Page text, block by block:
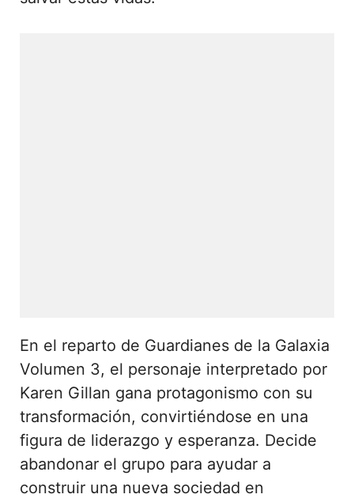
En el reparto de Guardianes de la Galaxia
Volumen 3, el personaje interpretado por
Karen Gillan gana protagonismo con su
transformación, convirtiéndose en una
figura de liderazgo y esperanza. Decide
abandonar el grupo para ayudar a
construir una nueva sociedad en